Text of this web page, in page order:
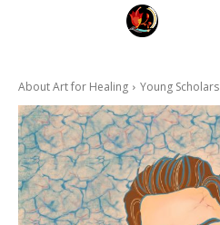
About Art for Healing Young Scholars